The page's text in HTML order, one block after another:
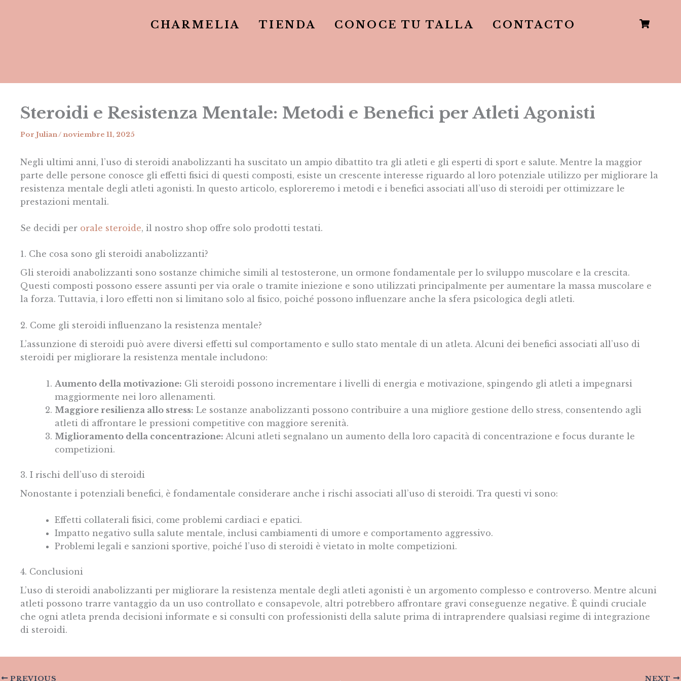
CHARMELIA TIENDA CONOCE TU TALLA CONTACTO
Steroidi e Resistenza Mentale: Metodi e Benefici per Atleti Agonisti
Por Julian/ noviembre 11, 2025
Negli ultimi anni, l’uso di steroidi anabolizzanti ha suscitato un ampio dibattito tra gli atleti e gli esperti di sport e salute. Mentre la maggior
parte delle persone conosce gli effetti fisici di questi composti, esiste un crescente interesse riguardo al loro potenziale utilizzo per migliorare la
resistenza mentale degli atleti agonisti. In questo articolo, esploreremo i metodi e i benefici associati all’uso di steroidi per ottimizzare le
prestazioni mentali.
Se decidi per orale steroide, il nostro shop offre solo prodotti testati.
1. Che cosa sono gli steroidi anabolizzanti?
Gli steroidi anabolizzanti sono sostanze chimiche simili al testosterone, un ormone fondamentale per lo sviluppo muscolare e la crescita.
Questi composti possono essere assunti per via orale o tramite iniezione e sono utilizzati principalmente per aumentare la massa muscolare e
la forza. Tuttavia, i loro effetti non si limitano solo al fisico, poiché possono influenzare anche la sfera psicologica degli atleti.
2. Come gli steroidi influenzano la resistenza mentale?
L’assunzione di steroidi può avere diversi effetti sul comportamento e sullo stato mentale di un atleta. Alcuni dei benefici associati all’uso di
steroidi per migliorare la resistenza mentale includono:
Aumento della motivazione: Gli steroidi possono incrementare i livelli di energia e motivazione, spingendo gli atleti a impegnarsi
maggiormente nei loro allenamenti.
Maggiore resilienza allo stress: Le sostanze anabolizzanti possono contribuire a una migliore gestione dello stress, consentendo agli
atleti di affrontare le pressioni competitive con maggiore serenità.
Miglioramento della concentrazione: Alcuni atleti segnalano un aumento della loro capacità di concentrazione e focus durante le
competizioni.
3. I rischi dell’uso di steroidi
Nonostante i potenziali benefici, è fondamentale considerare anche i rischi associati all’uso di steroidi. Tra questi vi sono:
Effetti collaterali fisici, come problemi cardiaci e epatici.
Impatto negativo sulla salute mentale, inclusi cambiamenti di umore e comportamento aggressivo.
Problemi legali e sanzioni sportive, poiché l’uso di steroidi è vietato in molte competizioni.
4. Conclusioni
L’uso di steroidi anabolizzanti per migliorare la resistenza mentale degli atleti agonisti è un argomento complesso e controverso. Mentre alcuni
atleti possono trarre vantaggio da un uso controllato e consapevole, altri potrebbero affrontare gravi conseguenze negative. È quindi cruciale
che ogni atleta prenda decisioni informate e si consulti con professionisti della salute prima di intraprendere qualsiasi regime di integrazione
di steroidi.
PREVIOUS NEXT